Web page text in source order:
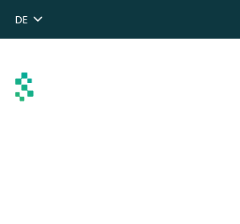
DE
NL
ENG